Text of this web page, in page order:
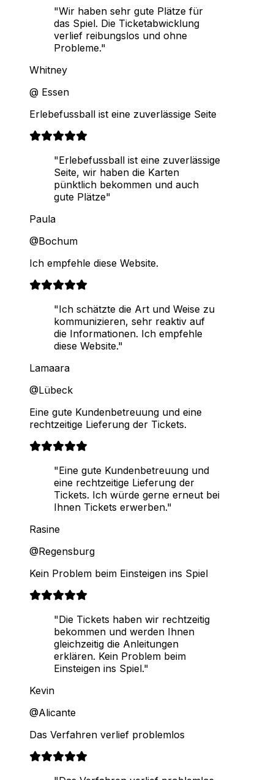
"Wir haben sehr gute Plätze für
das Spiel. Die Ticketabwicklung
verlief reibungslos und ohne
Probleme."
Whitney
@ Essen
Erlebefussball ist eine zuverlässige Seite
"Erlebefussball ist eine zuverlässige
Seite, wir haben die Karten
pünktlich bekommen und auch
gute Plätze"
Paula
@Bochum
Ich empfehle diese Website.
"Ich schätzte die Art und Weise zu
kommunizieren, sehr reaktiv auf
die Informationen. Ich empfehle
diese Website."
Lamaara
@Lübeck
Eine gute Kundenbetreuung und eine
rechtzeitige Lieferung der Tickets.
"Eine gute Kundenbetreuung und
eine rechtzeitige Lieferung der
Tickets. Ich würde gerne erneut bei
Ihnen Tickets erwerben."
Rasine
@Regensburg
Kein Problem beim Einsteigen ins Spiel
"Die Tickets haben wir rechtzeitig
bekommen und werden Ihnen
gleichzeitig die Anleitungen
erklären. Kein Problem beim
Einsteigen ins Spiel."
Kevin
@Alicante
Das Verfahren verlief problemlos